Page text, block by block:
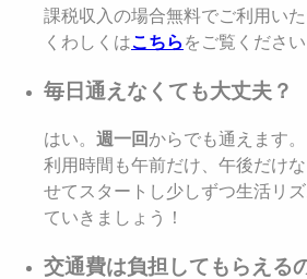
課税収入の場合無料でご利用いた
くわしくはこちら をご覧ください
毎日通えなくても大丈夫？
はい。 週一回 からでも通えます。
利用時間も午前だけ、午後だけ
せてスタートし少しずつ生活リ
ていきましょう！
交通費は負担してもらえる